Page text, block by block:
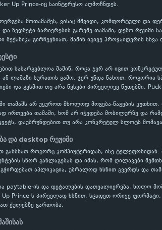
Up Prince-იც საინტერესო აღმოჩნდეს.
მოთამაშეს, ვისაც მშვიდი, კომფორტული
ზედმეტი ბარიერების გარეშე თამაში, დემო რეჟიმი
გირჩევნიათ, მაშინ იგივე პროვაიდერის სხვა
სასარგებლოა მაშინ, როცა ჯერ არ იცით
ლამაზი სურათის გამო. ჯერ უნდა ნახოთ, როგორია
და გესმით თუ არა წესები პირველივე წუთებში.
თამაშს არ უყუროთ მხოლოდ მოგება-წაგების
ირთვება თამაში, ხომ არ იჭედება მობილურზე და
დაუბრუნდებით თუ არა კონკრეტულ სლოტს
და desktop რეჟიმი
გახსნათ როგორც კომპიუტერიდან, ისე
სწორ განლაგებას და იმას, რომ ღილაკები
აპლიკაცია, უბრალოდ ხსნით გვერდს და
paytable-ის და დეტალების დათვალიერება, ხოლო
Prince-ს პირველად ხსნით, სცადეთ ორივე
ქულებზე გართობა.